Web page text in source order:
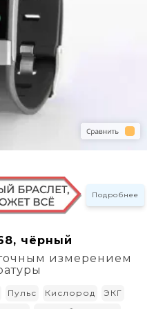
Подробнее
чёрный
измерением
Пульс Кислород
ЭКГ